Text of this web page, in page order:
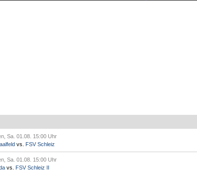
Sa. 01.08. 15:00 Uhr
vs. FSV Schleiz
Sa. 01.08. 15:00 Uhr
vs. FSV Schleiz II